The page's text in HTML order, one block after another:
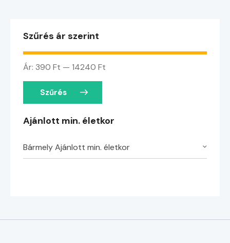
Szűrés ár szerint
Szűrés
Ár: 390 Ft — 14240 Ft
Ajánlott min. életkor
Bármely Ajánlott min. életkor